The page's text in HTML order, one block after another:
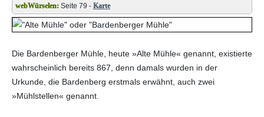
Seite 79 - Karte
Die Bardenberger Mühle, heute »Alte Mühle« genannt, existierte
wahrscheinlich bereits 867, denn damals wurden in der
Urkunde, die Bardenberg erstmals erwähnt, auch zwei
»Mühlstellen« genannt.